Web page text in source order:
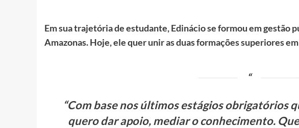
Em sua trajetória de estudante, Edinácio se formou em gestão
Amazonas. Hoje, ele quer unir as duas formações superiores
“Com base nos últimos estágios obrigatórios
quero dar apoio, mediar o conhecimento.